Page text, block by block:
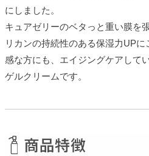
にしました。
キュアゼリーのベタっと重い膜を
リカンの持続性のある保湿力UP
感な方にも、エイジングケアして
ゲルクリームです。